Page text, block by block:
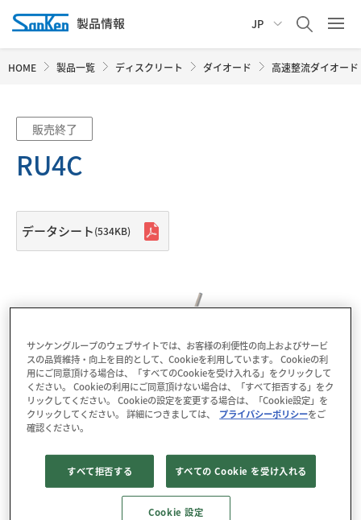
JP
HOME 製品一覧 ディスクリート ダイオード 高速整流ダイオード
販売終了
RU4C
RoHS : YES
データシート(534KB)
高周波整流に適した低損失の電源整流用ダイオードです
サンケングループのウェブサイトでは、お客様の利便性の向上およびサービ
スの品質維持・向上を目的として、Cookieを利用しています。 Cookieの利
用にご同意頂ける場合は、「すべてのCookieを受け入れる」をクリックして
ください。 Cookieの利用にご同意頂けない場合は、「すべて拒否する」をク
リックしてください。 Cookieの設定を変更する場合は、「Cookie設定」を
クリックしてください。 詳細につきましては、
プライバシーポリシーをご
確認ください。
すべて拒否する すべての Cookie を受け入れる
Cookie 設定